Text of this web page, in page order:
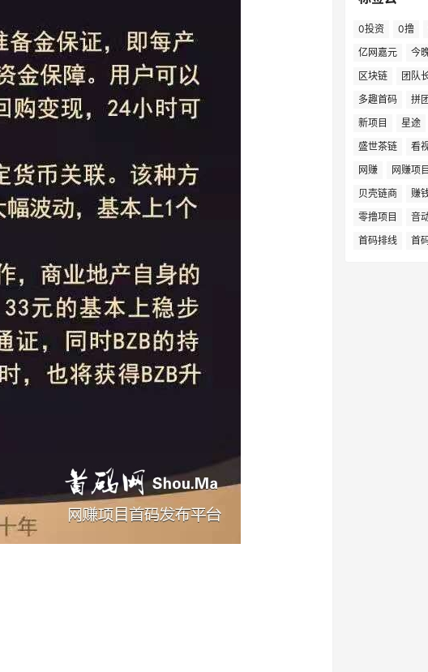
0投资 0撸
亿网嘉元
今
区块链
团队
多趣首码
拼团
新项目
星途
盛世茶链
看
网赚
网赚项目
贝壳链商
赚
零撸项目
音
首码排线
首